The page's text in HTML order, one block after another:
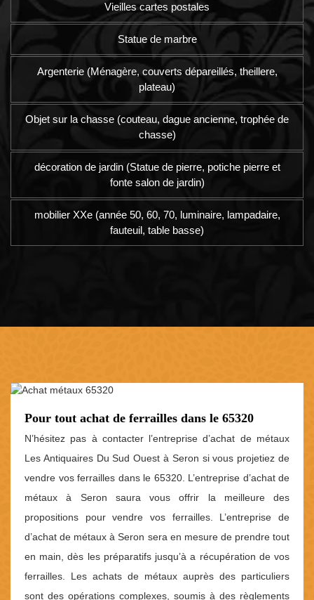
Vieilles cartes postales
Statue de marbre
Argenterie (Ménagère, couverts dépareillés, theillere,
plateau)
Objet sur la chasse (couteau, dague ancienne, trophée de
chasse)
décoration de jardin (Statue de pierre, potiche pierre et
fonte salon de jardin)
mobilier XXe (année 50, 60, 70, luminaire, lampadaire,
fauteuil, table basse)
Pour tout achat de ferrailles dans le 65320
N’hésitez pas à contacter l’entreprise d’achat de métaux
Les Antiquaires Du Sud Ouest à Seron si vous projetiez de
vendre vos ferrailles dans le 65320. L’entreprise d’achat de
métaux à Seron saura vous offrir la meilleure des
propositions pour vendre vos ferrailles. L’entreprise de
d’achat de métaux à Seron sera en mesure de prendre tout
en main, dès les préparatifs jusqu’à a récupération de vos
ferrailles. Les achats de métaux auprès des particuliers
sont des opérations complexes, soumis à des règlements